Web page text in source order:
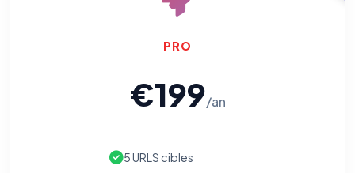
PRO
€199/an
5 URLS cibles